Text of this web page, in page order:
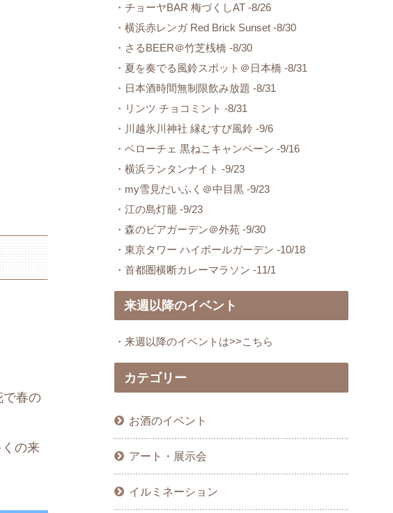
で春の
の来
・チョーヤBAR 梅づくしAT -8/26
・横浜赤レンガ Red Brick Sunset -8/30
・さるBEER＠竹芝桟橋 -8/30
・夏を奏でる風鈴スポット＠日本橋 -8/31
・日本酒時間無制限飲み放題 -8/31
・リンツ チョコミント -8/31
・川越氷川神社 縁むすび風鈴 -9/6
・ベローチェ 黒ねこキャンペーン -9/16
・横浜ランタンナイト -9/23
・my雪見だいふく＠中目黒 -9/23
・江の島灯籠 -9/23
・森のビアガーデン＠外苑 -9/30
・東京タワー ハイボールガーデン -10/18
・首都圏横断カレーマラソン -11/1
来週以降のイベント
・来週以降のイベントは>>こちら
カテゴリー
お酒のイベント
アート・展示会
イルミネーション